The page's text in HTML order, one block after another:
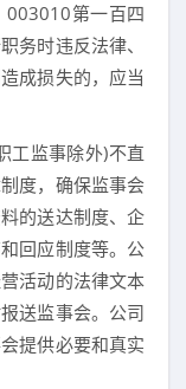
003010第一百四
务时违反法律、
成损失的，应当
工监事除外)不直
度，确保监事会
的送达制度、企
回应制度等。公
活动的法律文本
送监事会。公司
提供必要和真实